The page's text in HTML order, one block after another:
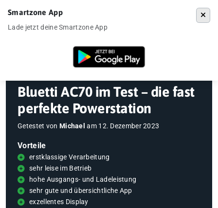
»Powerstation
Bluetti AC70 im Test – die fast
perfekte Powerstation
Getestet von Michael am 12. Dezember 2023
Vorteile
erstklassige Verarbeitung
sehr leise im Betrieb
hohe Ausgangs- und Ladeleistung
sehr gute und übersichtliche App
exzellentes Display
Smartzone App
Lade jetzt deine Smartzone App